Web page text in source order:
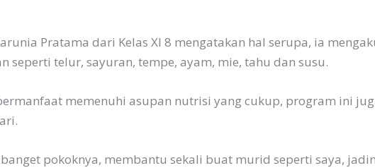
Pratama dari Kelas XI 8 mengatakan hal serupa, ia
seperti telur, sayuran, tempe, ayam, mie, tahu dan susu.
memenuhi asupan nutrisi yang cukup, program ini
banget pokoknya, membantu sekali buat murid seperti saya,